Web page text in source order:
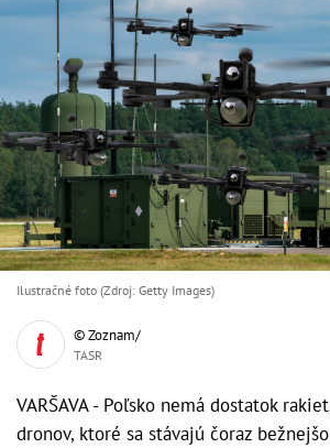
Ilustračné foto (Zdroj: Getty Images)
© Zoznam/
TASR
VARŠAVA - Poľsko nemá dostatok
dronov, ktoré sa stávajú čoraz